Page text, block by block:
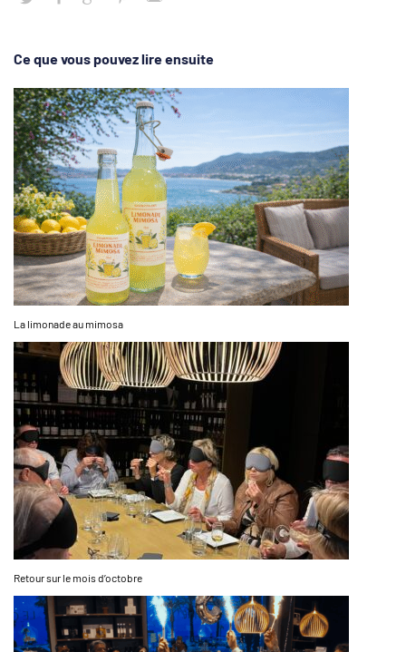
Ce que vous pouvez lire ensuite
La limonade au mimosa
Retour sur le mois d’octobre